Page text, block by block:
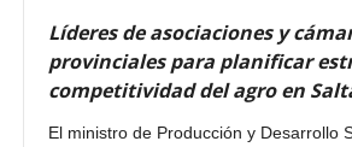
Líderes de asociaciones y
provinciales para planificar
competitividad del agro en
El ministro de Producción y Desarrollo